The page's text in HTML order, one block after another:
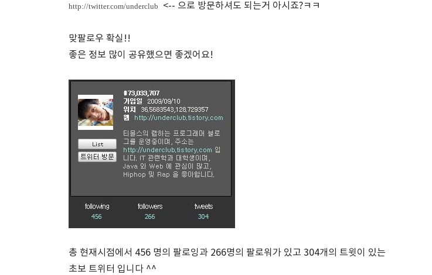
http://twitter.com/underclub <-- 으로 방문하셔도 되는거 아시죠?ㅋㅋ
맞팔로우 확실!!
좋은 정보 많이 공유했으면 좋겠어요!
총 현재시점에서 456 명의 팔로잉과 266명의 팔로워가 있고 304개의 트윗이 있는
초보 트위터 입니다 ^^